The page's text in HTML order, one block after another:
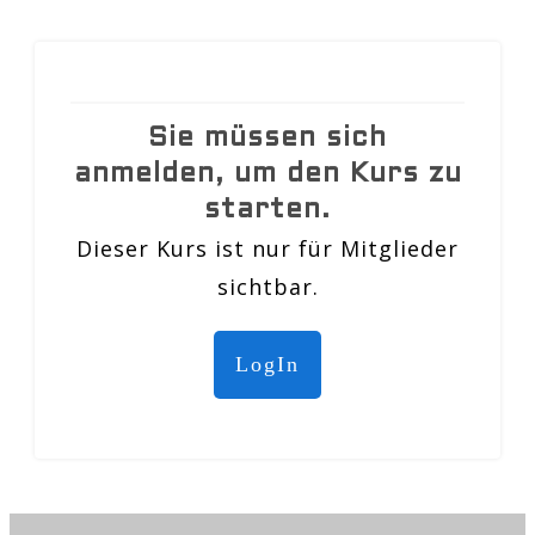
Sie müssen sich
anmelden, um den Kurs zu
starten.
Dieser Kurs ist nur für Mitglieder
sichtbar.
LogIn